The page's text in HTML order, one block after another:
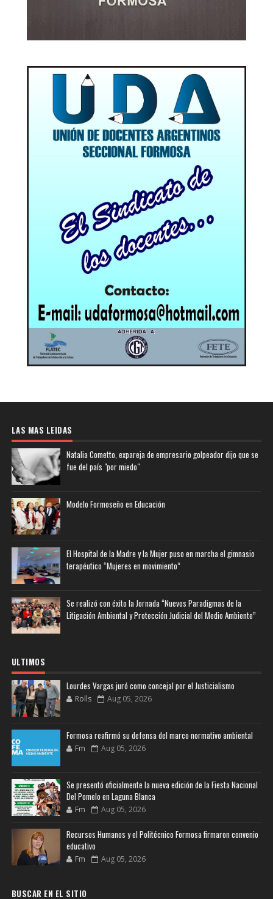
LAS MAS LEIDAS
Natalia Cometto, expareja de empresario golpeador dijo que se
fue del país "por miedo"
Modelo Formoseño en Educación
El Hospital de la Madre y la Mujer puso en marcha el gimnasio
terapéutico “Mujeres en movimiento”
Se realizó con éxito la Jornada “Nuevos Paradigmas de la
Litigación Ambiental y Protección Judicial del Medio Ambiente”
ULTIMOS
Lourdes Vargas juró como concejal por el Justicialismo
Rolls Aug 05, 2026
Formosa reafirmó su defensa del marco normativo ambiental
Fm Aug 05, 2026
Se presentó oficialmente la nueva edición de la Fiesta Nacional
Del Pomelo en Laguna Blanca
Fm Aug 05, 2026
Recursos Humanos y el Politécnico Formosa firmaron convenio
educativo
Fm Aug 05, 2026
BUSCAR EN EL SITIO